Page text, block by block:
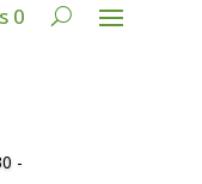
0
-